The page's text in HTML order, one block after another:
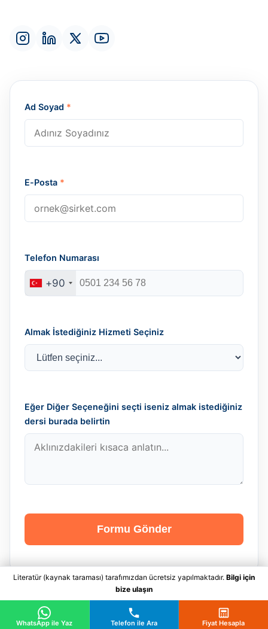
Ad Soyad *
E-Posta *
Telefon Numarası
+90
Almak İstediğiniz Hizmeti Seçiniz
Eğer Diğer Seçeneğini seçti iseniz almak istediğiniz
dersi burada belirtin
Formu Gönder
Literatür (kaynak taraması) tarafımızdan ücretsiz yapılmaktadır. Bilgi için
bize ulaşın
WhatsApp ile Yaz Telefon ile Ara Fiyat Hesapla